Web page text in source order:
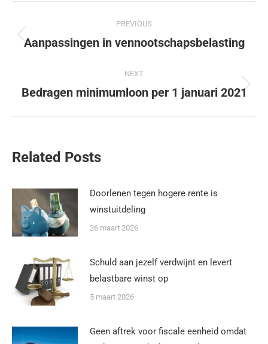
PREVIOUS
Aanpassingen in vennootschapsbelasting
NEXT
Bedragen minimumloon per 1 januari 2021
Related Posts
Doorlenen tegen hogere rente is
winstuitdeling
26 maart 2026
Schuld aan jezelf verdwijnt en levert
belastbare winst op
5 maart 2026
Geen aftrek voor fiscale eenheid omdat